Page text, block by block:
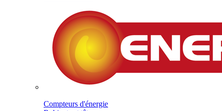
Compteurs d'énergie